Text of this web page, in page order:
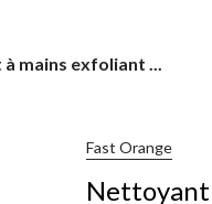
mains exfoliant ...
Fast Orange
Nettoyant